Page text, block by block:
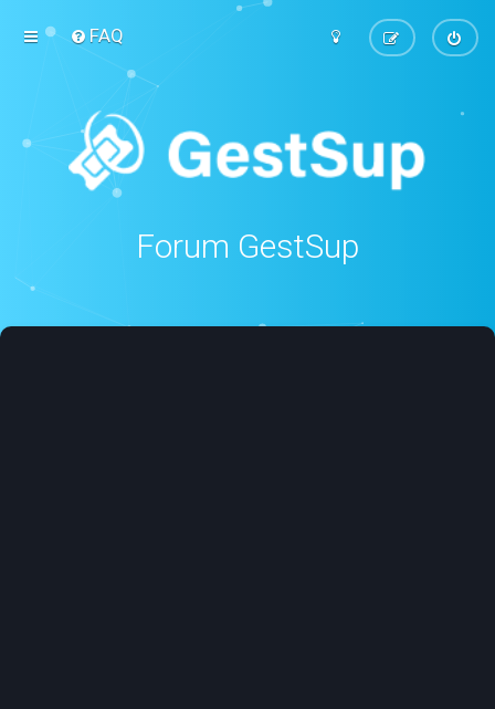
FAQ
Forum GestSup